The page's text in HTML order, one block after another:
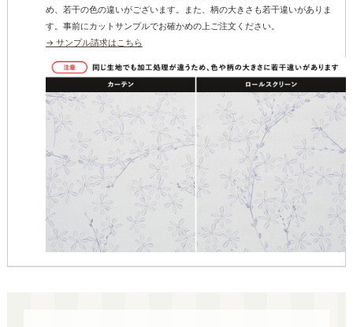
め、若干の色の違いがございます。また、柄の大きさも若干違いがありま
す。事前にカットサンプルでお確かめの上ご注文ください。
→ サンプル請求はこちら